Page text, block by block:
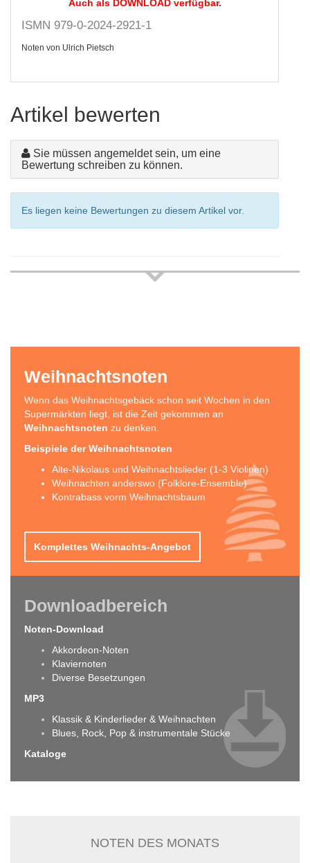
Auch als DOWNLOAD verfügbar.
ISMN 979-0-2024-2921-1
Noten von Ulrich Pietsch
Artikel bewerten
Sie müssen angemeldet sein, um eine
Bewertung schreiben zu können.
Es liegen keine Bewertungen zu diesem Artikel vor.
Weihnachtsnoten
Wenn das Weihnachtsgebäck schon seit Wochen in den
Supermärkten liegt, ist die Zeit gekommen an
Weihnachtsnoten zu denken.
Beispiele der Weihnachtsnoten
Alte-Nikolaus und Weihnachtslieder (1-3 Violinen)
Weihnachten anderswo (Folklore-Ensemble)
Kontrabass vorm Weihnachtsbaum
Komplettes Weihnachts-Angebot
Downloadbereich
Noten-Download
Akkordeon-Noten
Klaviernoten
Diverse Besetzungen
MP3
Klassik & Kinderlieder & Weihnachten
Blues, Rock, Pop & instrumentale Stücke
Kataloge
NOTEN DES MONATS